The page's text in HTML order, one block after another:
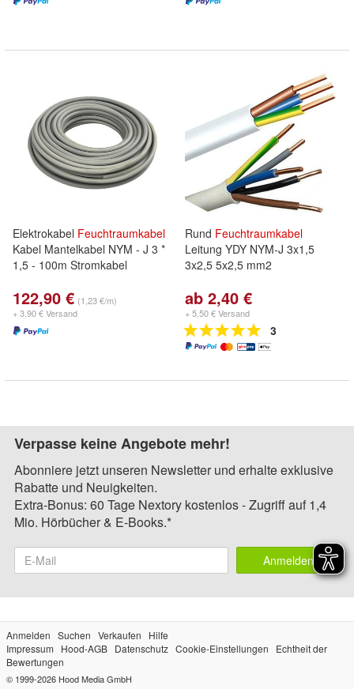
Elektrokabel Feuchtraumkabel
Kabel Mantelkabel NYM - J 3 *
1,5 - 100m Stromkabel
122,90 € (1,23 €/m)
+ 3,90 € Versand
Rund Feuchtraumkabel
Leitung YDY NYM-J 3x1,5
3x2,5 5x2,5 mm2
ab 2,40 €
+ 5,50 € Versand
3
Verpasse keine Angebote mehr!
Abonniere jetzt unseren Newsletter und erhalte exklusive
Rabatte und Neuigkeiten.
Extra-Bonus: 60 Tage Nextory kostenlos - Zugriff auf 1,4
Mio. Hörbücher & E-Books.*
Anmelden
Anmelden Suchen Verkaufen
Hilfe
Impressum
Hood-AGB Datenschutz Cookie-Einstellungen
Echtheit der
Bewertungen
© 1999-2026 Hood Media GmbH